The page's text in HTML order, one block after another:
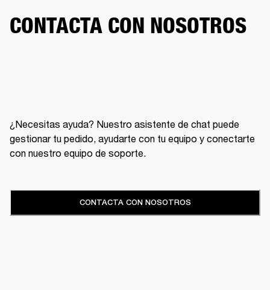
CONTACTA CON NOSOTROS
¿Necesitas ayuda? Nuestro asistente de chat puede
gestionar tu pedido, ayudarte con tu equipo y conectarte
con nuestro equipo de soporte.
CONTACTA CON NOSOTROS